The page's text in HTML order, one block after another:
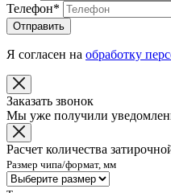
Телефон*
Отправить
Я согласен на обработку
Заказать звонок
Мы уже получили
Расчет количества
Размер чипа/формат, мм